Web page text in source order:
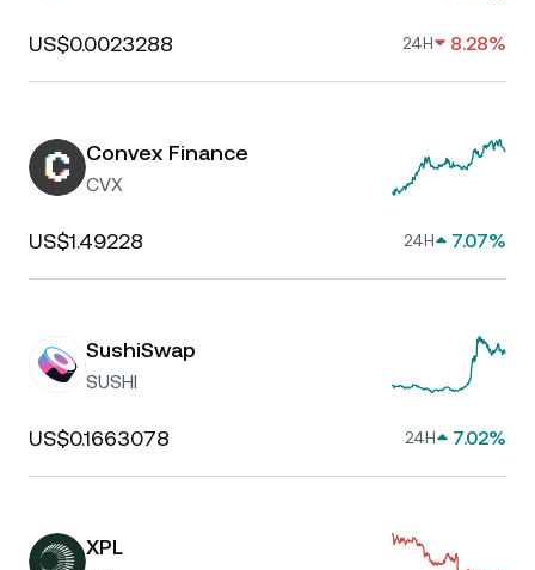
US$0.0023288 24H 8.28%
Convex Finance
CVX
US$1.49228 24H 7.07%
SushiSwap
SUSHI
US$0.1663078 24H 7.02%
XPL